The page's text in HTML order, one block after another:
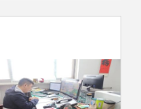
新篇章